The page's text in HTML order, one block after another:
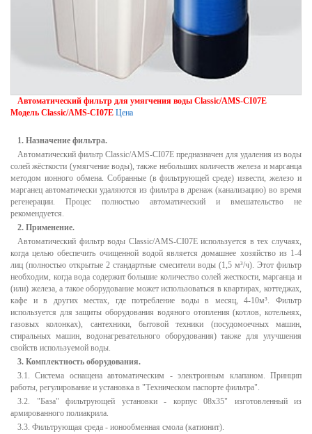
Автоматический фильтр для умягчения воды Classic/AMS-CI07E
Модель Classic/AMS-CI07E Цена
1. Назначение фильтра.
Автоматический фильтр Classic/AMS-CI07E предназначен для удаления из воды
солей жёсткости (умягчение воды), также небольших количеств железа и марганца
методом ионного обмена. Собранные (в фильтрующей среде) извести, железо и
марганец автоматически удаляются из фильтра в дренаж (канализацию) во время
регенерации. Процес полностью автоматический и вмешательство не
рекомендуется.
2. Применение.
Автоматический фильтр воды Classic/AMS-CI07E используется в тех случаях,
когда целью обеспечить очищенной водой является домашнее хозяйство из 1-4
лиц (полностью открытые 2 стандартные смесители воды (1,5 м³/ч). Этот фильтр
необходим, когда вода содержит большие количество солей жесткости, марганца и
(или) железа, а такое оборудование может использоваться в квартирах, коттеджах,
кафе и в других местах, где потребление воды в месяц, 4-10м³. Фильтр
используется для защиты оборудования водяного отопления (котлов, котельнях,
газовых колонках), сантехники, бытовой техники (посудомоечных машин,
стиральных машин, водонагревательного оборудования) также для улучшения
свойств используемой воды.
3. Комплектность оборудования.
3.1. Система оснащена автоматическим - электронным клапаном. Принцип
работы, регулирование и установка в "Техническом паспорте фильтра".
3.2. "База" фильтрующей установки - корпус 08х35" изготовленный из
армированного полиакрила.
3.3. Фильтрующая среда - ионообменная смола (катионит).